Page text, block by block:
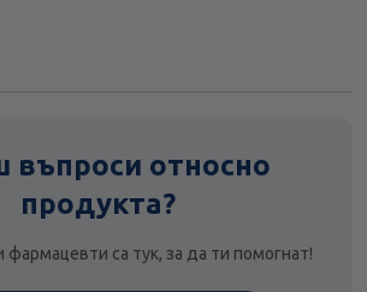
въпроси относно
продукта?
са тук, за да ти помогнат!